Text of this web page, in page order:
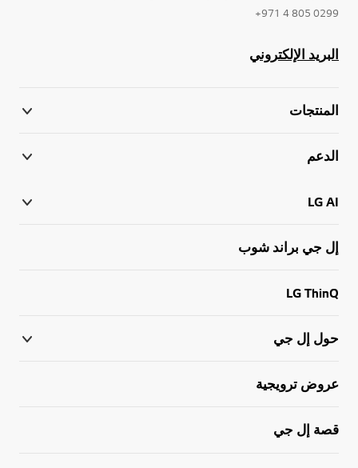
0299 805 4 971+
البريد الإلكتروني
المنتجات
الدعم
LG AI
إل جي براند شوب
LG ThinQ
حول إل جي
عروض ترويجية
قصة إل جي